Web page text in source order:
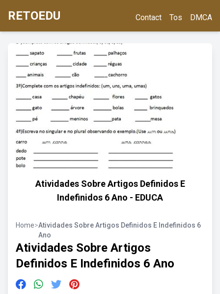
RETOEDU Contact Tos DMCA
Atividades Sobre Artigos Definidos E
Indefinidos 6 Ano - EDUCA
Home>Atividades Sobre Artigos Definidos E Indefinidos 6
Ano
Atividades Sobre Artigos
Definidos E Indefinidos 6 Ano